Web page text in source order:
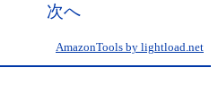
次へ
AmazonTools by lightload.net